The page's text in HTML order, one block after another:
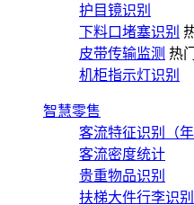
护目镜识别
下料口堵塞识别
皮带传输监测 热门
机柜指示灯识别
智慧零售
客流特征识别（年
客流密度统计
贵重物品识别
扶梯大件行李识别